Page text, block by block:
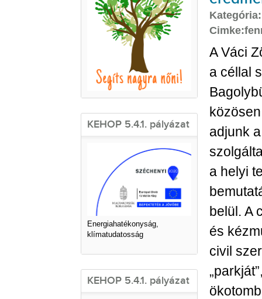
KEHOP 5.4.1. pályázat
Energiahatékonyság,
klímatudatosság
KEHOP 5.4.1. pályázat
Cimke:
A Váci
a céllal
adjunk
a helyi
belül. A
és
civil